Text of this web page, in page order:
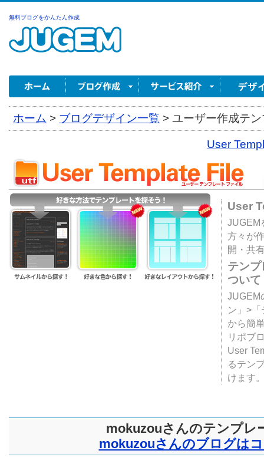
無料ブログをかんたん作成
ホーム > ブログデザイン一覧 > ユーザー作成テ
User
User
JUGEM
方々が
開・共
テン
ついて
JUGEM
ン」>
から簡
リポブ
User
るテン
けます
mokuzouさんのテンプレ
mokuzouさんのブログは